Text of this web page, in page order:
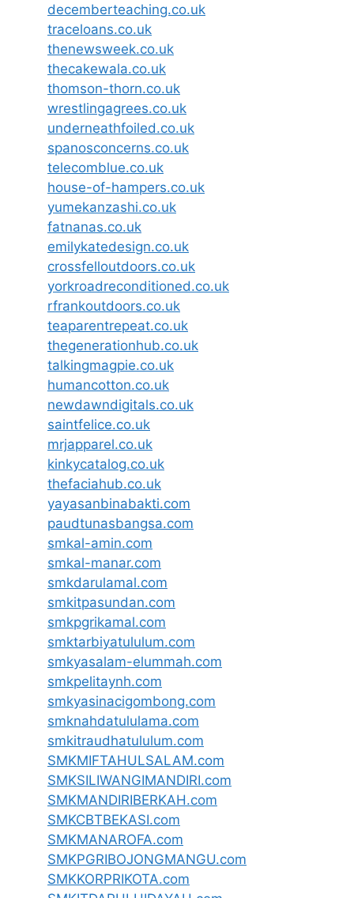
decemberteaching.co.uk
traceloans.co.uk
thenewsweek.co.uk
thecakewala.co.uk
thomson-thorn.co.uk
wrestlingagrees.co.uk
underneathfoiled.co.uk
spanosconcerns.co.uk
telecomblue.co.uk
house-of-hampers.co.uk
yumekanzashi.co.uk
fatnanas.co.uk
emilykatedesign.co.uk
crossfelloutdoors.co.uk
yorkroadreconditioned.co.uk
rfrankoutdoors.co.uk
teaparentrepeat.co.uk
thegenerationhub.co.uk
talkingmagpie.co.uk
humancotton.co.uk
newdawndigitals.co.uk
saintfelice.co.uk
mrjapparel.co.uk
kinkycatalog.co.uk
thefaciahub.co.uk
yayasanbinabakti.com
paudtunasbangsa.com
smkal-amin.com
smkal-manar.com
smkdarulamal.com
smkitpasundan.com
smkpgrikamal.com
smktarbiyatululum.com
smkyasalam-elummah.com
smkpelitaynh.com
smkyasinacigombong.com
smknahdatululama.com
smkitraudhatululum.com
SMKMIFTAHULSALAM.com
SMKSILIWANGIMANDIRI.com
SMKMANDIRIBERKAH.com
SMKCBTBEKASI.com
SMKMANAROFA.com
SMKPGRIBOJONGMANGU.com
SMKKORPRIKOTA.com